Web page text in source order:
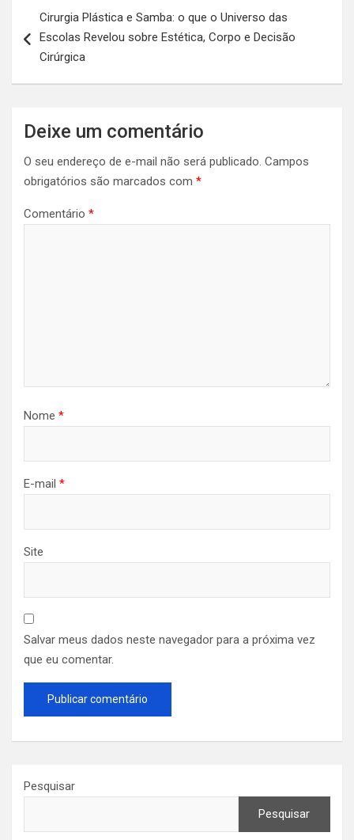
de
Post
Cirurgia Plástica e Samba: o que o Universo das
Escolas Revelou sobre Estética, Corpo e Decisão
Cirúrgica
Deixe um comentário
O seu endereço de e-mail não será publicado. Campos
obrigatórios são marcados com *
Comentário *
Nome *
E-mail *
Site
Salvar meus dados neste navegador para a próxima vez
que eu comentar.
Pesquisar
Pesquisar